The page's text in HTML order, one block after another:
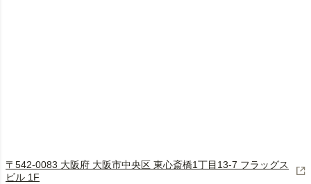
〒542-0083 大阪府 大阪市中央区 東心斎橋1丁目13-7 フラッグス
ビル 1F